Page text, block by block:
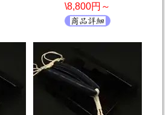
\8,800円～